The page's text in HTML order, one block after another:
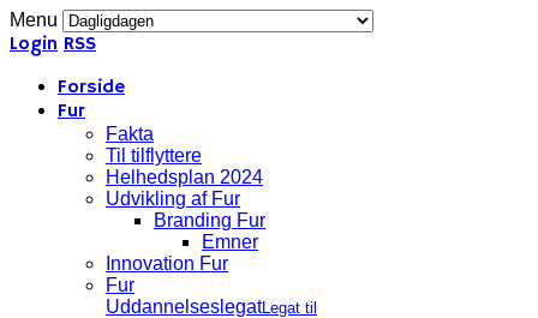
Menu
Login RSS
Forside
Fur
Fakta
Til tilflyttere
Helhedsplan 2024
Udvikling af Fur
Branding Fur
Emner
Innovation Fur
Fur
UddannelseslegatLegat til